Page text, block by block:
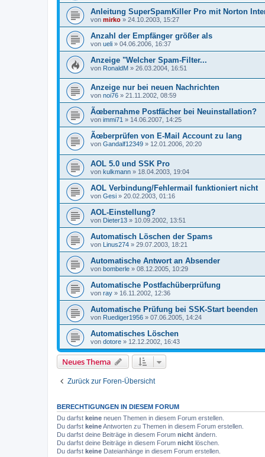
Anleitung SuperSpamKiller Pro mit Norton
von mirko » 24.10.2003, 15:27
Anzahl der Empfänger größer als
von ueli » 04.06.2006, 16:37
Anzeige "Welcher Spam-Filter...
von RonaldM » 26.03.2004, 16:51
Anzeige nur bei neuen Nachrichten
von noi76 » 21.11.2002, 08:59
Ãœbernahme Postfächer bei Neuinstallation?
von immi71 » 14.06.2007, 14:25
Ãœberprüfen von E-Mail Account zu lang
von Gandalf12349 » 12.01.2006, 20:20
AOL 5.0 und SSK Pro
von kulkmann » 18.04.2003, 19:04
AOL Verbindung/Fehlermail funktioniert nicht
von Gesi » 20.02.2003, 01:16
AOL-Einstellung?
von Dieter13 » 10.09.2002, 13:51
Automatisch Löschen der Spams
von Linus274 » 29.07.2003, 18:21
Automatische Antwort an Absender
von bomberle » 08.12.2005, 10:29
Automatische Postfachüberprüfung
von ray » 16.11.2002, 12:36
Automatische Prüfung bei SSK-Start beenden
von Ruediger1956 » 07.06.2005, 14:24
Automatisches Löschen
von dotore » 12.12.2002, 16:43
Neues Thema
Zurück zur Foren-Übersicht
BERECHTIGUNGEN IN DIESEM FORUM
Du darfst keine neuen Themen in diesem Forum erstellen.
Du darfst keineAntworten zu Themen in diesem Forum erstellen.
Du darfst deine Beiträge in diesem Forum nicht ändern.
Du darfst deine Beiträge in diesem Forum nicht löschen.
Du darfst keine Dateianhänge in diesem Forum erstellen.